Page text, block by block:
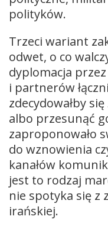
polityków.
Trzeci wariant
odwet, o co
dyplomacja
i partnerów
zdecydowałby
albo przesunąć
zaproponowało
do wznowienia
kanałów
jest to rodzaj
nie spotyka się
irańskiej.